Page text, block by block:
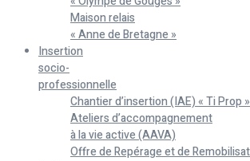
Maison relais
« Anne de Bretagne »
Insertion
socio-
professionnelle
Chantier d’insertion (IAE) « Ti Prop »
Ateliers d’accompagnement
à la vie active (AAVA)
Offre de Repérage et de